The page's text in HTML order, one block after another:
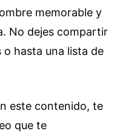
memorable y
No dejes compartir
hasta una lista de
este contenido, te
que te